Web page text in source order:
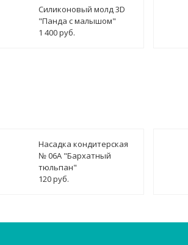
Силиконовый молд 3D
"Панда с малышом"
1 400 руб.
Насадка кондитерская
№ 06А "Бархатный
тюльпан"
120 руб.